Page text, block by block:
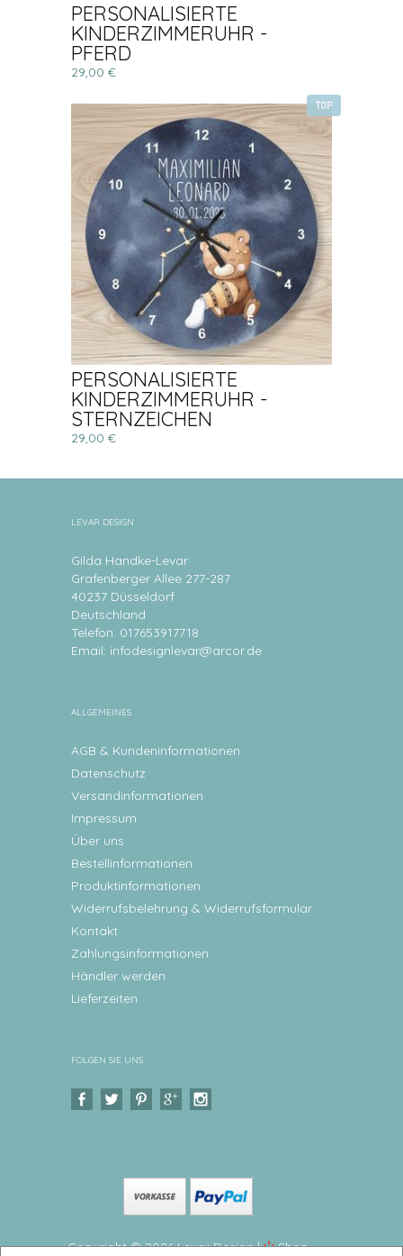
PERSONALISIERTE
KINDERZIMMERUHR -
PFERD
29,00 €
TOP
PERSONALISIERTE
KINDERZIMMERUHR -
STERNZEICHEN
29,00 €
LEVAR DESIGN
Gilda Handke-Levar
Grafenberger Allee 277-287
40237 Düsseldorf
Deutschland
Telefon: 017653917718
Email: infodesignlevar@arcor.de
ALLGEMEINES
AGB & Kundeninformationen
Datenschutz
Versandinformationen
Impressum
Über uns
Bestellinformationen
Produktinformationen
Widerrufsbelehrung & Widerrufsformular
Kontakt
Zahlungsinformationen
Händler werden
Lieferzeiten
FOLGEN SIE UNS
Copyright © 2026 Levar Design | Shop